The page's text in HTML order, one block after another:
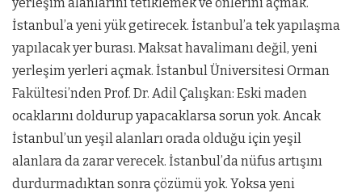
yerleşim alanlarını tetiklemek ve önlerini açmak.
İstanbul’a yeni yük getirecek. İstanbul’a tek yapılaşma
yapılacak yer burası. Maksat havalimanı değil, yeni
yerleşim yerleri açmak. İstanbul Üniversitesi Orman
Fakültesi’nden Prof. Dr. Adil Çalışkan: Eski maden
ocaklarını doldurup yapacaklarsa sorun yok. Ancak
İstanbul’un yeşil alanları orada olduğu için yeşil
alanlara da zarar verecek. İstanbul’da nüfus artışını
durdurmadıktan sonra çözümü yok. Yoksa yeni